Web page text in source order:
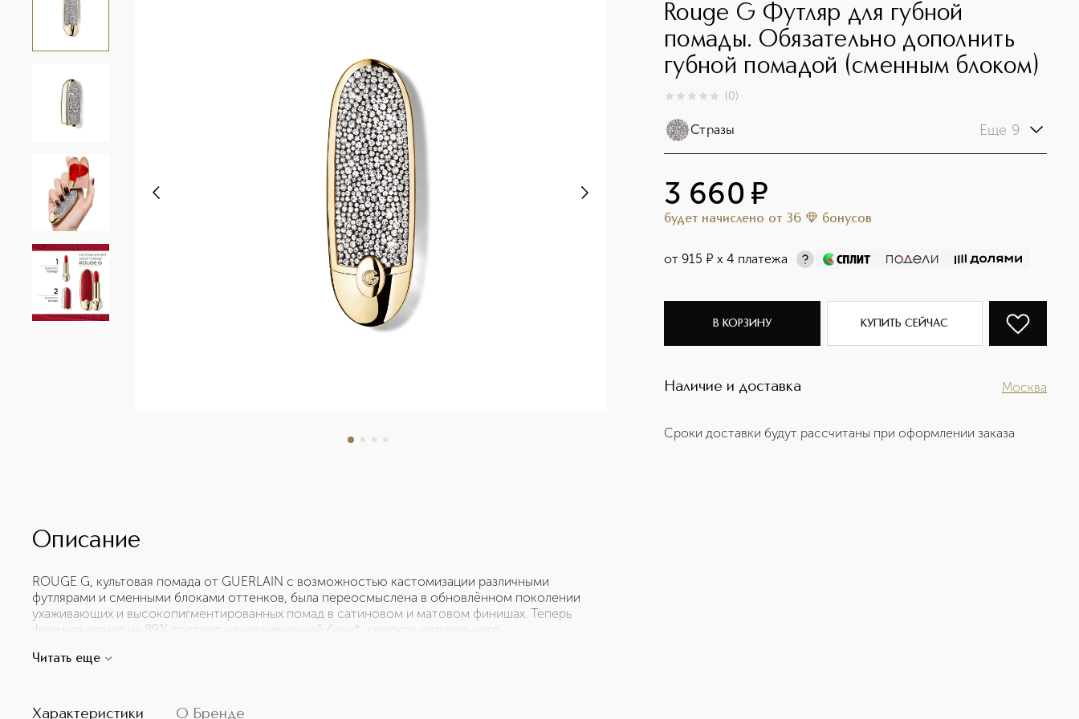
Rouge G Футляр для губной
помады. Обязательно дополнить
губной помадой (сменным блоком)
0из 0 (0)
Стразы Еще 9
3 660 ¤
будет начислено от 36 бонусов
от 915 ¤ х 4 платежа
В КОРЗИНУ КУПИТЬ СЕЙЧАС
Наличие и доставка Москва
Сроки доставки будут рассчитаны при оформлении заказа
Описание
ROUGE G, культовая помада от GUERLAIN с возможностью кастомизации различными
футлярами и сменными блоками оттенков, была переосмыслена в обновлённом поколении
ухаживающих и высокопигментированных помад в сатиновом и матовом финишах. Теперь
формула помад на 89% состоит из ухаживающей базы* и восков натурального
регенерирующими свойствами для исключительного комфорта** длительностью до 16
состоит из трёх коллекций. Классические: неподвластные времени, элегантные футляры,
Читать еще
Характеристики О Бренде